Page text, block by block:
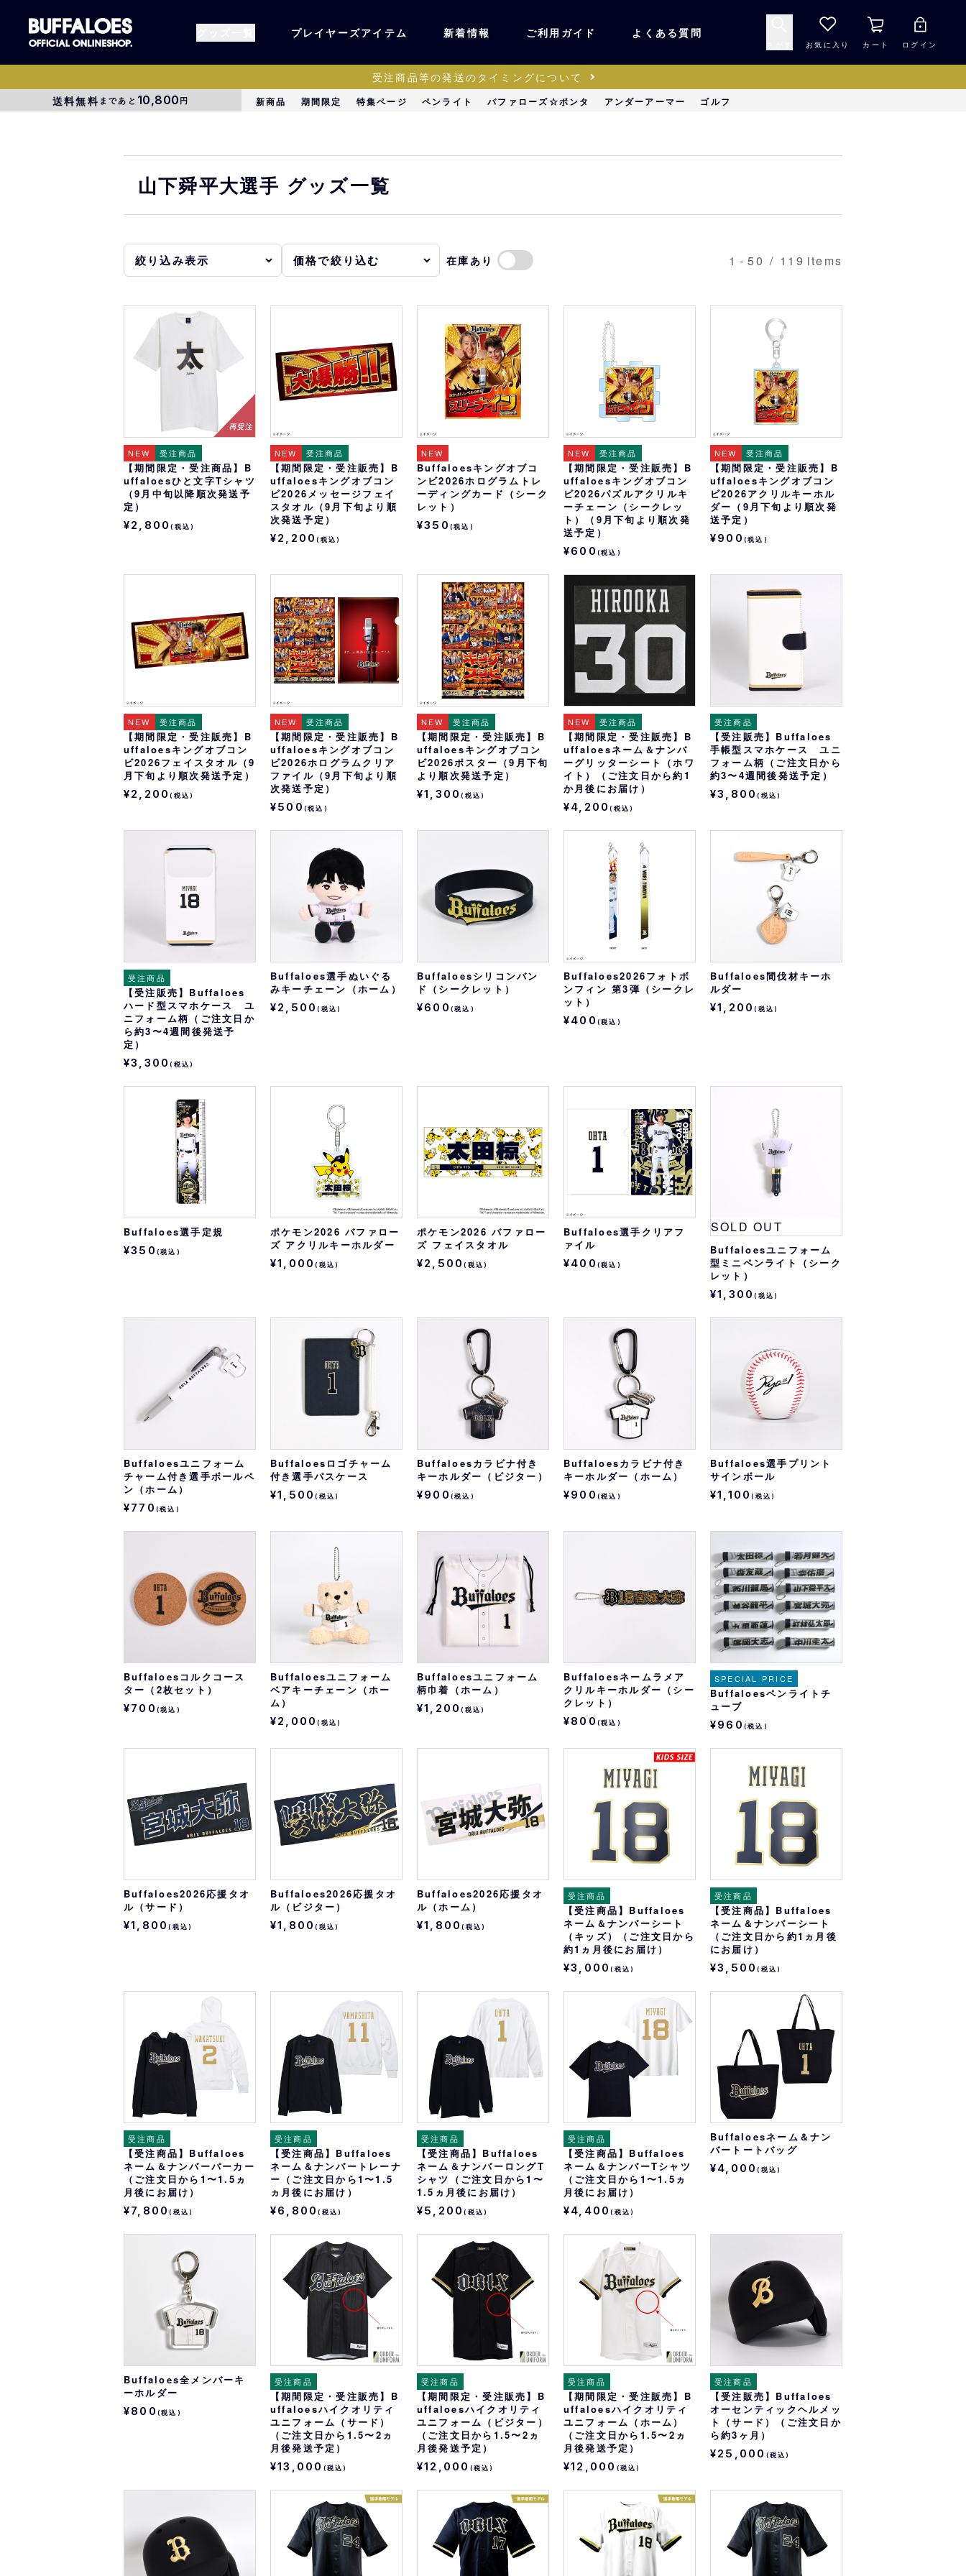
すべてのグッズ オーセンティック
ユニフォーム・ワッ
キャップ・ヘルメッ
タオル各種 アパレル キッズ・ベビー バッグ
マスコット・バファ
コラボグッズ キッチン・食品 スマホ用品
EC限定販売 キーホルダー 1000円未満
1000円以上3000円
オリ姫におすすめ
プレイヤーズアイテム 新着情報 ご利用ガイド よくある質問
お気に入り カート ログイン
受注商品等の発送のタイミングについて
送料無料まであと 10,800円 新商品 期間限定 特集ページ ペンライト バファローズ☆ポンタ アンダーアーマー ゴルフ
山下舜平大選手 グッズ一覧
在庫あり 1 - 50 / 119 items
NEW 受注商品
【期間限定・受注商品】B
uffaloesひと文字Tシャツ
（9月中旬以降順次発送予
定）
¥2,800(税込)
NEW 受注商品
【期間限定・受注販売】B
uffaloesキングオブコン
ビ2026メッセージフェイ
スタオル（9月下旬より順
次発送予定）
¥2,200(税込)
NEW
Buffaloesキングオブコ
ンビ2026ホログラムトレ
ーディングカード（シーク
レット）
¥350 (税込)
NEW 受注商品
【期間限定・受注販売】B
uffaloesキングオブコン
ビ2026パズルアクリルキ
ーチェーン（シークレッ
ト）（9月下旬より順次発
送予定）
¥600 (税込)
NEW 受注商品
【期間限定・受注販売】B
uffaloesキングオブコン
ビ2026アクリルキーホル
ダー（9月下旬より順次発
送予定）
¥900 (税込)
NEW 受注商品
【期間限定・受注販売】B
uffaloesキングオブコン
ビ2026フェイスタオル（9
月下旬より順次発送予定）
¥2,200(税込)
NEW 受注商品
【期間限定・受注販売】B
uffaloesキングオブコン
ビ2026ホログラムクリア
ファイル（9月下旬より順
次発送予定）
¥500 (税込)
NEW 受注商品
【期間限定・受注販売】B
uffaloesキングオブコン
ビ2026ポスター（9月下旬
より順次発送予定）
¥1,300(税込)
NEW 受注商品
【期間限定・受注販売】B
uffaloesネーム＆ナンバ
ーグリッターシート（ホワ
イト）（ご注文日から約1
か月後にお届け）
¥4,200(税込)
受注商品
【受注販売】Buffaloes
手帳型スマホケース ユニ
フォーム柄（ご注文日から
約3〜4週間後発送予定）
¥3,800(税込)
受注商品
【受注販売】Buffaloes
ハード型スマホケース ユ
ニフォーム柄（ご注文日か
ら約3〜4週間後発送予
定）
¥3,300(税込)
Buffaloes選手ぬいぐる
みキーチェーン（ホーム）
¥2,500(税込)
Buffaloesシリコンバン
ド（シークレット）
¥600 (税込)
Buffaloes2026フォトボ
ンフィン 第3弾（シークレ
ット）
¥400 (税込)
Buffaloes間伐材キーホ
ルダー
¥1,200(税込)
Buffaloes選手定規
¥350 (税込)
ポケモン2026 バファロー
ズ アクリルキーホルダー
¥1,000(税込)
ポケモン2026 バファロー
ズ フェイスタオル
¥2,500(税込)
Buffaloes選手クリアフ
ァイル
¥400 (税込)
SOLD OUT
Buffaloesユニフォーム
型ミニペンライト（シーク
レット）
¥1,300(税込)
Buffaloesユニフォーム
チャーム付き選手ボールペ
ン（ホーム）
¥770 (税込)
Buffaloesロゴチャーム
付き選手パスケース
¥1,500(税込)
Buffaloesカラビナ付き
キーホルダー（ビジター）
¥900 (税込)
Buffaloesカラビナ付き
キーホルダー（ホーム）
¥900 (税込)
Buffaloes選手プリント
サインボール
¥1,100(税込)
Buffaloesコルクコース
ター（2枚セット）
¥700 (税込)
Buffaloesユニフォーム
ベアキーチェーン（ホー
ム）
¥2,000(税込)
Buffaloesユニフォーム
柄巾着（ホーム）
¥1,200(税込)
Buffaloesネームラメア
クリルキーホルダー（シー
クレット）
¥800 (税込)
SPECIAL PRICE
Buffaloesペンライトチ
ューブ
¥960 (税込)
Buffaloes2026応援タオ
ル（サード）
¥1,800(税込)
Buffaloes2026応援タオ
ル（ビジター）
¥1,800(税込)
Buffaloes2026応援タオ
ル（ホーム）
¥1,800(税込)
受注商品
【受注商品】Buffaloes
ネーム＆ナンバーシート
（キッズ）（ご注文日から
約1ヵ月後にお届け）
¥3,000(税込)
受注商品
【受注商品】Buffaloes
ネーム＆ナンバーシート
（ご注文日から約1ヵ月後
にお届け）
¥3,500(税込)
受注商品
【受注商品】Buffaloes
ネーム＆ナンバーパーカー
（ご注文日から1〜1.5ヵ
月後にお届け）
¥7,800(税込)
受注商品
【受注商品】Buffaloes
ネーム＆ナンバートレーナ
ー（ご注文日から1〜1.5
ヵ月後にお届け）
¥6,800(税込)
受注商品
【受注商品】Buffaloes
ネーム＆ナンバーロングT
シャツ（ご注文日から1〜
1.5ヵ月後にお届け）
¥5,200(税込)
受注商品
【受注商品】Buffaloes
ネーム＆ナンバーTシャツ
（ご注文日から1〜1.5ヵ
月後にお届け）
¥4,400(税込)
Buffaloesネーム＆ナン
バートートバッグ
¥4,000(税込)
Buffaloes全メンバーキ
ーホルダー
¥800 (税込)
受注商品
【期間限定・受注販売】B
uffaloesハイクオリティ
ユニフォーム（サード）
（ご注文日から1.5〜2ヵ
月後発送予定）
¥13,000 (税込)
受注商品
【期間限定・受注販売】B
uffaloesハイクオリティ
ユニフォーム（ビジター）
（ご注文日から1.5〜2ヵ
月後発送予定）
¥12,000 (税込)
受注商品
【期間限定・受注販売】B
uffaloesハイクオリティ
ユニフォーム（ホーム）
（ご注文日から1.5〜2ヵ
月後発送予定）
¥12,000 (税込)
受注商品
【受注販売】Buffaloes
オーセンティックヘルメッ
ト（サード）（ご注文日か
ら約3ヶ月）
¥25,000 (税込)